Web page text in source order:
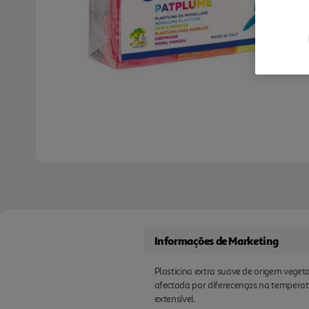
Informações de Marketing
Plasticina extra suave de origem
afectada por diferecenças na
extensível.